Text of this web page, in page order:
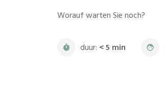
Worauf warten Sie noch?
duur: < 5 min